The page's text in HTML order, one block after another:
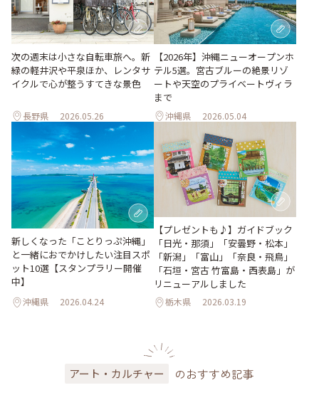
次の週末は小さな自転車旅へ。新
緑の軽井沢や平泉ほか、レンタサ
イクルで心が整うすてきな景色
長野県 2026.05.26
【2026年】沖縄ニューオープンホ
テル5選。宮古ブルーの絶景リゾ
ートや天空のプライベートヴィラ
まで
沖縄県 2026.05.04
新しくなった「ことりっぷ沖縄」
と一緒におでかけしたい注目スポ
ット10選【スタンプラリー開催
中】
沖縄県 2026.04.24
【プレゼントも♪】ガイドブック
「日光・那須」「安曇野・松本」
「新潟」「富山」「奈良・飛鳥」
「石垣・宮古 竹富島・西表島」が
リニューアルしました
栃木県 2026.03.19
アート・カルチャー のおすすめ記事